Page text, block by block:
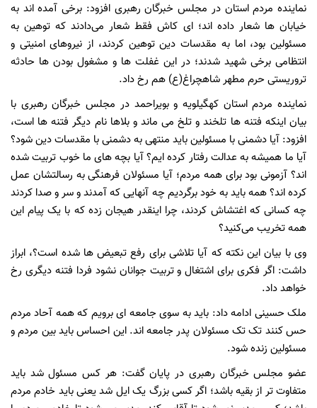
نماینده مردم استان در مجلس خبرگان رهبری افزود: برخی آمده اند به
خیابان ها شعار داده اند؛ ای کاش فقط شعار می‌دادند که توهین به
مسئولین بود، اما به مقدسات دین توهین کردند، از نیروهای امنیتی و
انتظامی برخی شهید شدند؛ در این غفلت ها و مشغول بودن ها حادثه
تروریستی حرم مطهر شاهچراغ(ع) هم رخ داد.
نماینده مردم استان کهگیلویه و بویراحمد در مجلس خبرگان رهبری با
بیان اینکه فتنه ها تلخند و تلخ می ماند و بلاها نام دیگر فتنه ها است،
افزود: آیا دشمنی با مسئولین باید منتهی به دشمنی با مقدسات دین شود؟
آیا ما همیشه به عدالت رفتار کرده ایم؟ آیا بچه های ما خوب تربیت شده
اند؟ آزمونی بود برای همه مردم؛ آیا مسئولان فرهنگی به رسالتشان عمل
کرده اند؟ همه باید به خود برگردیم چه آنهایی که آمدند و سر و صدا کردند
چه کسانی که اغتشاش کردند، چرا اینقدر هیجان زده که با یک پیام این
همه تخریب می‌کنید؟
وی با بیان این نکته که آیا تلاشی برای رفع تبعیض ها شده است؟، ابراز
داشت: اگر فکری برای اشتغال و تربیت جوانان نشود فردا فتنه دیگری رخ
خواهد داد.
ملک حسینی ادامه داد: باید به سوی جامعه ای برویم که همه آحاد مردم
حس کنند تک تک مسئولان پدر جامعه اند. این احساس باید بین مردم و
مسئولین زنده شود.
عضو مجلس خبرگان رهبری در پایان گفت: هر کس مسئول شد باید
متفاوت تر از بقیه باشد؛ اگر کسی بزرگ یک ایل شد یعنی باید خادم مردم